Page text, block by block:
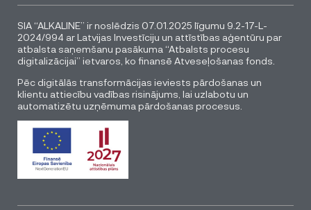
SIA “ALKALINE” ir noslēdzis 07.01.2025 līgumu 9.2-17-L-
2024/994 ar Latvijas Investīciju un attīstības aģentūru par
atbalsta saņemšanu pasākuma “Atbalsts procesu
digitalizācijai” ietvaros, ko finansē Atveseļošanas fonds.
Pēc digitālās transformācijas ieviests pārdošanas un
klientu attiecību vadības risinājums, lai uzlabotu un
automatizētu uzņēmuma pārdošanas procesus.